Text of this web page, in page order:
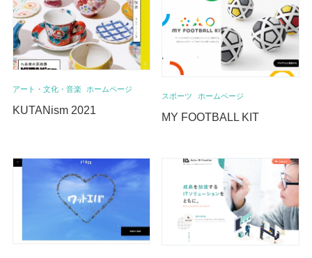
アート・文化・音楽 ホームページ
KUTANism 2021
スポーツ ホームページ
MY FOOTBALL KIT